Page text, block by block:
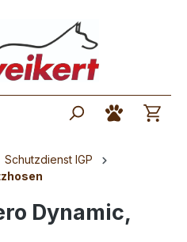
Schutzdienst IGP
Dynamic,